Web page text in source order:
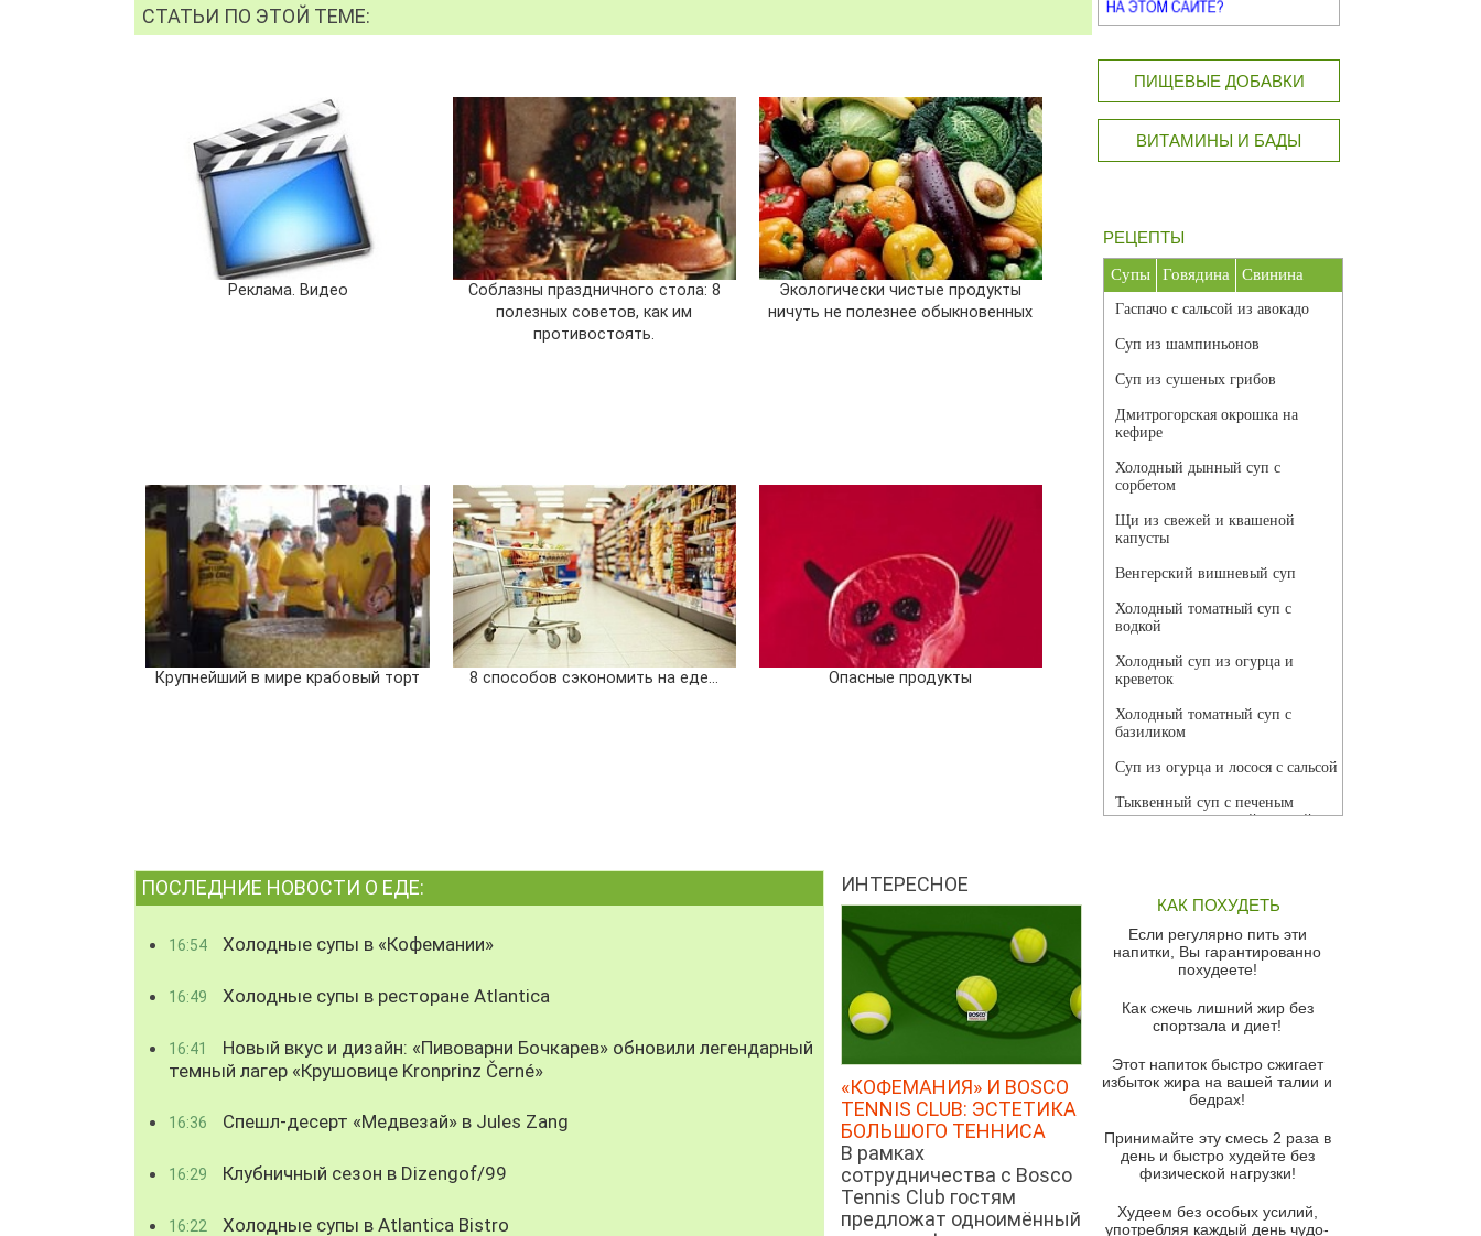
СТАТЬИ ПО ЭТОЙ ТЕМЕ:
Реклама. Видео
Соблазны праздничного стола: 8
полезных советов, как им
противостоять.
Экологически чистые продукты
ничуть не полезнее обыкновенных
Крупнейший в мире крабовый торт 8 способов сэкономить на еде… Опасные продукты
ПОСЛЕДНИЕ НОВОСТИ О ЕДЕ:
16:54 Холодные супы в «Кофемании»
16:49 Холодные супы в ресторане Atlantica
16:41
Новый вкус и дизайн: «Пивоварни Бочкарев» обновили легендарный
темный лагер «Крушовице Kronprinz Černé»
16:36 Спешл-десерт «Медвезай» в Jules Zang
16:29 Клубничный сезон в Dizengof/99
16:22 Холодные супы в Atlantica Bistro
ИНТЕРЕСНОЕ
«КОФЕМАНИЯ» И BOSCO
TENNIS CLUB: ЭСТЕТИКА
БОЛЬШОГО ТЕННИСА
В рамках
сотрудничества с Bosco
Tennis Club гостям
предложат одноимённый
ПИЩЕВЫЕ ДОБАВКИ
ВИТАМИНЫ И БАДЫ
РЕЦЕПТЫ
Супы Говядина Свинина
Гаспачо с сальсой из авокадо
Суп из шампиньонов
Суп из сушеных грибов
Дмитрогорская окрошка на
кефире
Холодный дынный суп с
сорбетом
Щи из свежей и квашеной
капусты
Венгерский вишневый суп
Холодный томатный суп с
водкой
Холодный суп из огурца и
креветок
Холодный томатный суп с
базиликом
Суп из огурца и лосося с сальсой
Тыквенный суп с печеным
чесноком и томатной сальсой
красного перца
Парижский луковый суп
Суп из спаржи и горошка с
Суп-крем из цветной капусты
Французский луковый суп
Суп из баклажанов с моцареллой
Грибной крем-суп с кростини с
козьим сыром
Суп мисо с зеленым луком и
тофу
КАК ПОХУДЕТЬ
Если регулярно пить эти
напитки, Вы гарантированно
похудеете!
Как сжечь лишний жир без
спортзала и диет!
Этот напиток быстро сжигает
избыток жира на вашей талии и
бедрах!
Принимайте эту смесь 2 раза в
день и быстро худейте без
физической нагрузки!
Худеем без особых усилий,
употребляя каждый день чудо-